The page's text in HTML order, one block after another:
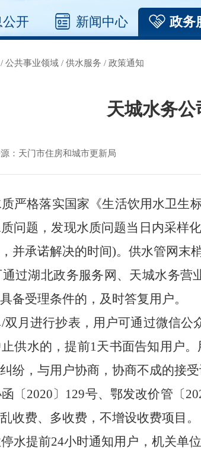
开 新闻中心 政务
/ 公共事业领域 / 供水服务 / 政策通知
天城水务
：天门市住房和城市更新局
严格落实国家《生活饮用水卫生标
问题，发现水质问题当日内采样化
并承诺解决的时间)。供水管网末
通过湖北政务服务网 、 天城水务营
备受理条件的，及时答复用户。
/双月进行抄表， 用户可通过微信公
供水的，提前1天书面告知用户
纷，与用户协商，协商不成的接受
〔2020〕129号、鄂发改价管〔
收费、多收费，不增设收费项目。
水提前24小时通知用户，机关单